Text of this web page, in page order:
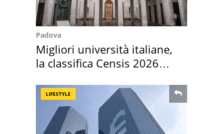
Padova
Migliori università italiane,
la classifica Censis 2026
LIFESTYLE